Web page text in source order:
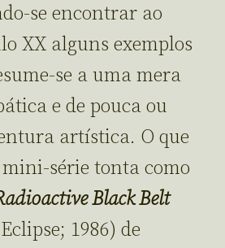
se encontrar ao
XX alguns exemplos
se a uma mera
e de pouca ou
artística. O que
série tonta como
Black Belt
1986) de